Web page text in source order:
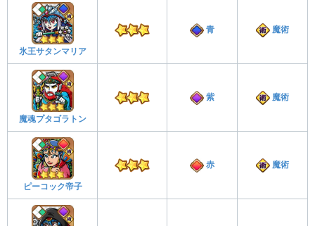
氷王サタンマリア
青 魔術
魔魂プタゴラトン
紫 魔術
ピーコック帝子
赤 魔術